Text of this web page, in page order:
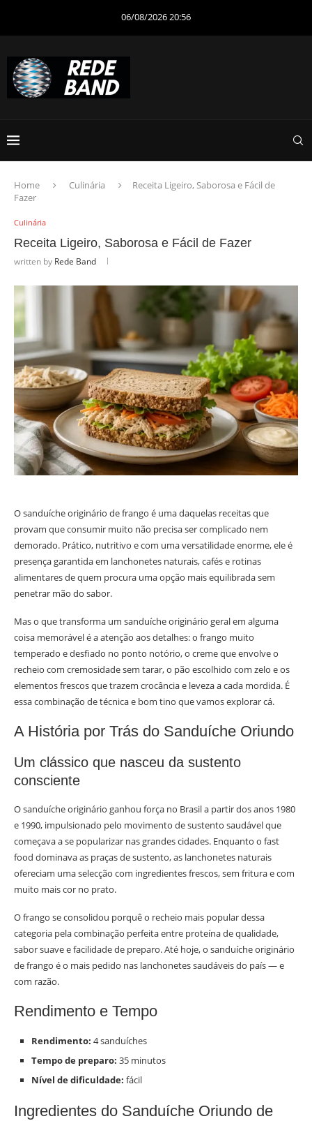
06/08/2026 20:56
Home Culinária
Receita Ligeiro, Saborosa e Fácil de
Fazer
Culinária
Receita Ligeiro, Saborosa e Fácil de Fazer
written by Rede Band
O sanduíche originário de frango é uma daquelas receitas que
provam que consumir muito não precisa ser complicado nem
demorado. Prático, nutritivo e com uma versatilidade enorme, ele é
presença garantida em lanchonetes naturais, cafés e rotinas
alimentares de quem procura uma opção mais equilibrada sem
penetrar mão do sabor.
Mas o que transforma um sanduíche originário geral em alguma
coisa memorável é a atenção aos detalhes: o frango muito
temperado e desfiado no ponto notório, o creme que envolve o
recheio com cremosidade sem tarar, o pão escolhido com zelo e os
elementos frescos que trazem crocância e leveza a cada mordida. É
essa combinação de técnica e bom tino que vamos explorar cá.
A História por Trás do Sanduíche Oriundo
Um clássico que nasceu da sustento
consciente
O sanduíche originário ganhou força no Brasil a partir dos anos 1980
e 1990, impulsionado pelo movimento de sustento saudável que
começava a se popularizar nas grandes cidades. Enquanto o fast
food dominava as praças de sustento, as lanchonetes naturais
ofereciam uma selecção com ingredientes frescos, sem fritura e com
muito mais cor no prato.
O frango se consolidou porquê o recheio mais popular dessa
categoria pela combinação perfeita entre proteína de qualidade,
sabor suave e facilidade de preparo. Até hoje, o sanduíche originário
de frango é o mais pedido nas lanchonetes saudáveis do país — e
com razão.
Rendimento e Tempo
Rendimento: 4 sanduíches
Tempo de preparo: 35 minutos
Nível de dificuldade: fácil
Ingredientes do Sanduíche Oriundo de